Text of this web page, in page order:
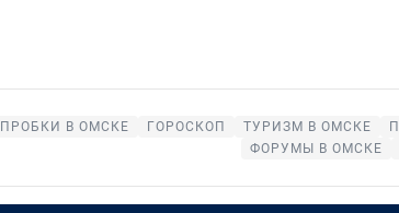
ПРОБКИ В ОМСКЕ ГОРОСКОП ТУРИЗМ В ОМСКЕ
ФОРУМЫ В ОМСКЕ